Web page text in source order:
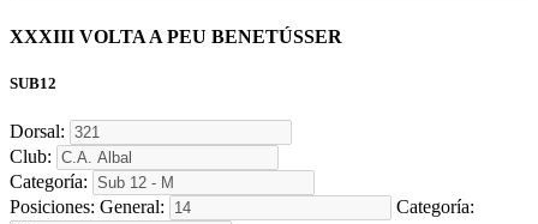
XXXIII VOLTA A PEU BENETÚSSER
SUB12
Dorsal:
Club:
Categoría:
Posiciones: General: Categoría: